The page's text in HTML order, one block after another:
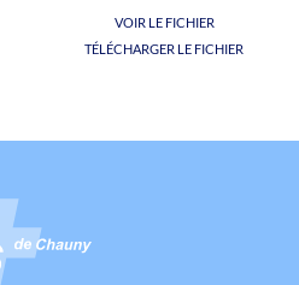
VOIR LE FICHIER
TÉLÉCHARGER LE FICHIER